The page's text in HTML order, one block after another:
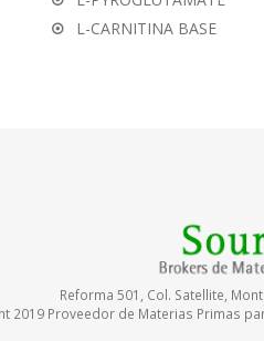
L-CARNITINA BASE
Reforma 501, Col. Satellite,
2019 Proveedor de Materias Primas